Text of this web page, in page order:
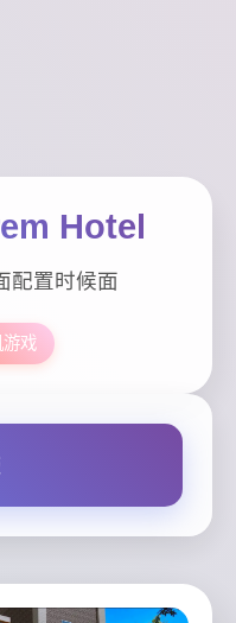
Hotel
配置时候面
游戏